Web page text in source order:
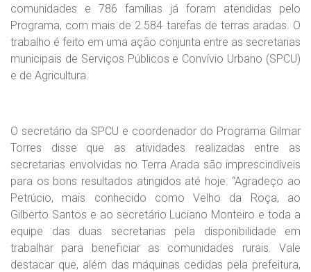
comunidades e 786 famílias já foram atendidas pelo
Programa, com mais de 2.584 tarefas de terras aradas. O
trabalho é feito em uma ação conjunta entre as secretarias
municipais de Serviços Públicos e Convívio Urbano (SPCU)
e de Agricultura.
O secretário da SPCU e coordenador do Programa Gilmar
Torres disse que as atividades realizadas entre as
secretarias envolvidas no Terra Arada são imprescindíveis
para os bons resultados atingidos até hoje. “Agradeço ao
Petrúcio, mais conhecido como Velho da Roça, ao
Gilberto Santos e ao secretário Luciano Monteiro e toda a
equipe das duas secretarias pela disponibilidade em
trabalhar para beneficiar as comunidades rurais. Vale
destacar que, além das máquinas cedidas pela prefeitura,